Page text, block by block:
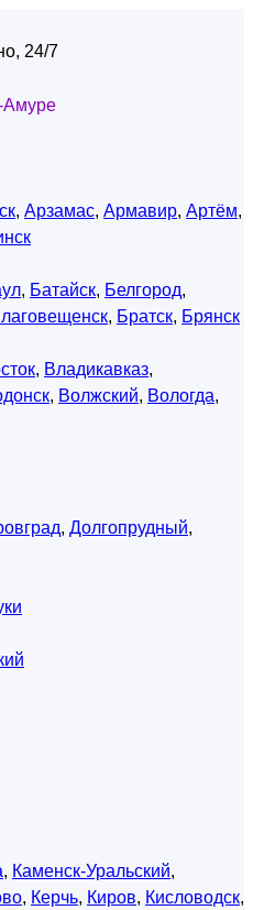
24/7
Амуре
, Арзамас, Армавир, Артём,
, Батайск, Белгород,
, Братск, Брянск
, Владикавказ,
, Волжский, Вологда,
, Долгопрудный,
, Каменск-Уральский,
, Керчь, Киров, Кисловодск,